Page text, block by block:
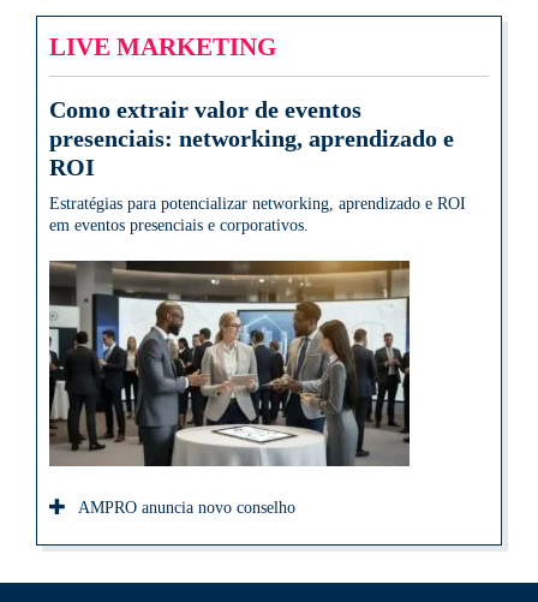
LIVE MARKETING
Como extrair valor de eventos
presenciais: networking, aprendizado e
ROI
Estratégias para potencializar networking, aprendizado e ROI
em eventos presenciais e corporativos.
AMPRO anuncia novo conselho